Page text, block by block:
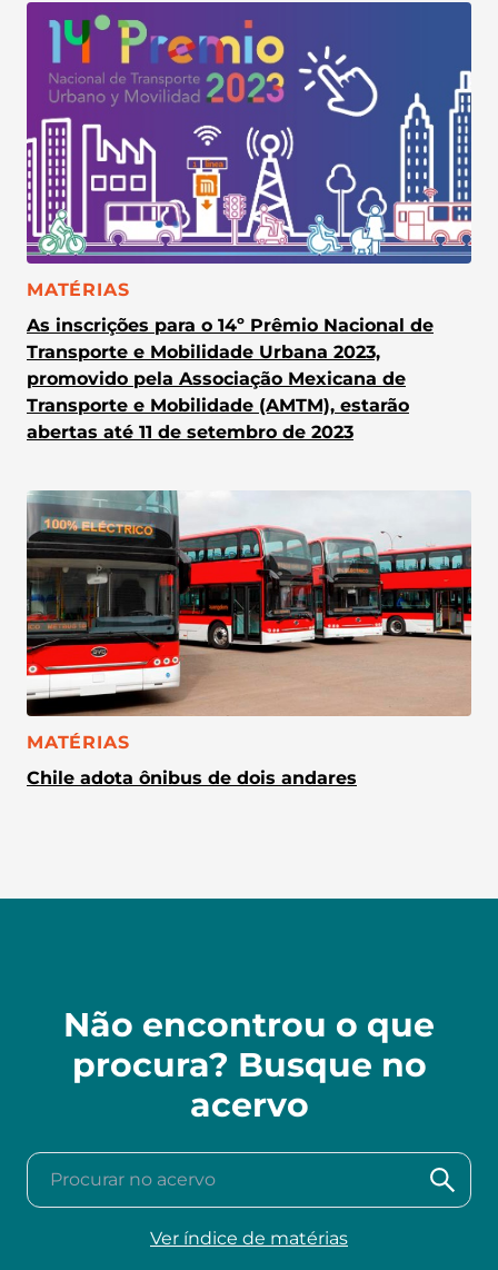
CATEGORIA:
MATÉRIAS
As inscrições para o 14º Prêmio Nacional de
Transporte e Mobilidade Urbana 2023,
promovido pela Associação Mexicana de
Transporte e Mobilidade (AMTM), estarão
abertas até 11 de setembro de 2023
CATEGORIA:
MATÉRIAS
Chile adota ônibus de dois andares
Não encontrou o que
procura? Busque no
acervo
Procurar no acervo
Ver índice de matérias